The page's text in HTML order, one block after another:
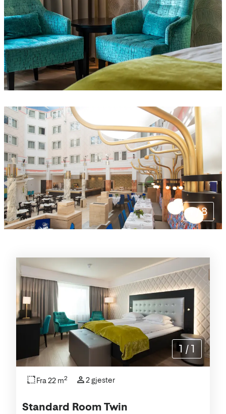
1 /8
Rommene
Standard Room Twin
Fra 22 m2 2 gjester
1 / 1